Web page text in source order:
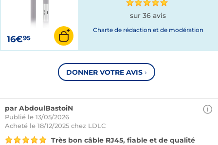
16€95
sur 36 avis
Charte de rédaction et de modération
DONNER VOTRE AVIS ›
par AbdoulBastoiN
Publié le 13/05/2026
Acheté le 18/12/2025 chez LDLC
Très bon câble RJ45, fiable et de qualité